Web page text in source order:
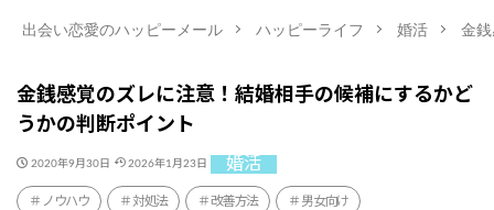
出会い恋愛のハッピーメール ハッピーライフ 婚活 金
金銭感覚のズレに注意！結婚相手の候補にするかど
うかの判断ポイント
2020年9月30日 2026年1月23日 婚活
ノウハウ 対処法 改善方法 男女向け